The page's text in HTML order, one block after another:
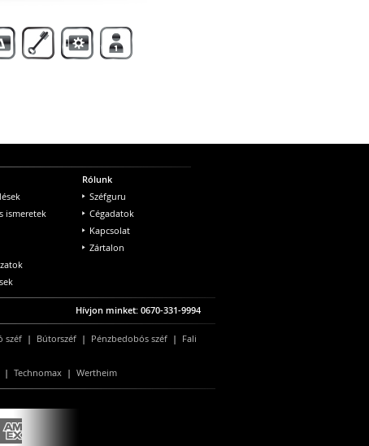
ismeretek
Rólunk
Széfguru
Cégadatok
Kapcsolat
Zártalon
Hívjon minket: 0670-331-9994
széf| Bútorszéf| Pénzbedobós széf| Fali
| Technomax | Wertheim